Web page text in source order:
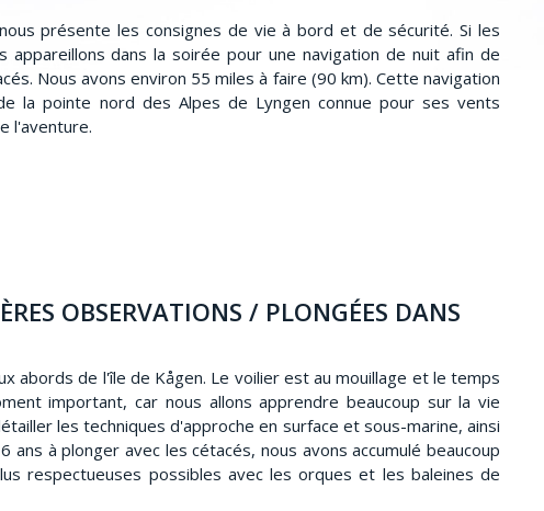
présente les consignes de vie à bord et de sécurité. Si les
dans la soirée pour une navigation de nuit afin de
Nous avons environ 55 miles à faire (90 km). Cette navigation
la pointe nord des Alpes de Lyngen connue pour ses vents
l'aventure.
OBSERVATIONS / PLONGÉES DANS
abords de l'île de Kågen. Le voilier est au mouillage et le temps
important, car nous allons apprendre beaucoup sur la vie
les techniques d'approche en surface et sous-marine, ainsi
à plonger avec les cétacés, nous avons accumulé beaucoup
respectueuses possibles avec les orques et les baleines de